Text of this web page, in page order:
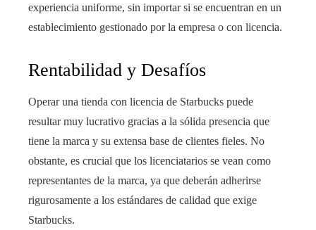
experiencia uniforme, sin importar si se encuentran en un
establecimiento gestionado por la empresa o con licencia.
Rentabilidad y Desafíos
Operar una tienda con licencia de Starbucks puede
resultar muy lucrativo gracias a la sólida presencia que
tiene la marca y su extensa base de clientes fieles. No
obstante, es crucial que los licenciatarios se vean como
representantes de la marca, ya que deberán adherirse
rigurosamente a los estándares de calidad que exige
Starbucks.